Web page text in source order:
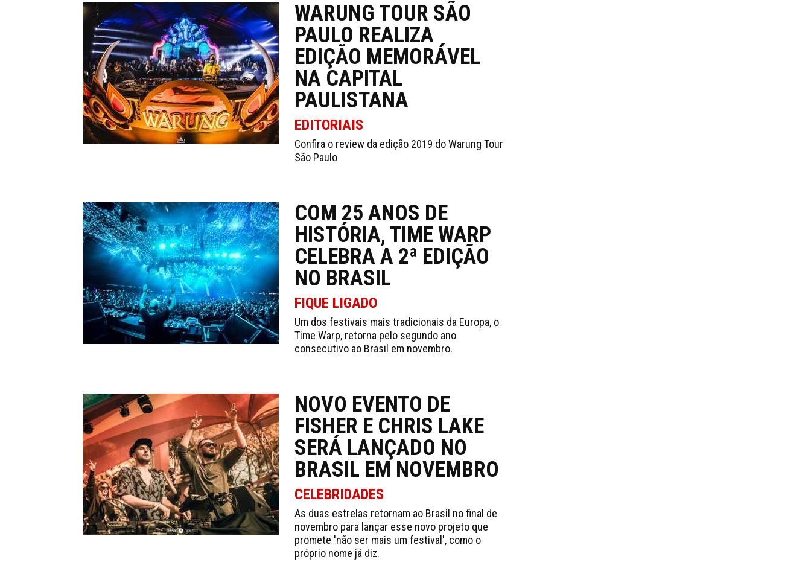
WARUNG TOUR SÃO
PAULO REALIZA
EDIÇÃO MEMORÁVEL
NA CAPITAL
PAULISTANA
EDITORIAIS
Confira o review da edição 2019 do Warung Tour
São Paulo
COM 25 ANOS DE
HISTÓRIA, TIME WARP
CELEBRA A 2ª EDIÇÃO
NO BRASIL
FIQUE LIGADO
Um dos festivais mais tradicionais da Europa, o
Time Warp, retorna pelo segundo ano
consecutivo ao Brasil em novembro.
NOVO EVENTO DE
FISHER E CHRIS LAKE
SERÁ LANÇADO NO
BRASIL EM NOVEMBRO
CELEBRIDADES
As duas estrelas retornam ao Brasil no final de
novembro para lançar esse novo projeto que
promete 'não ser mais um festival', como o
próprio nome já diz.